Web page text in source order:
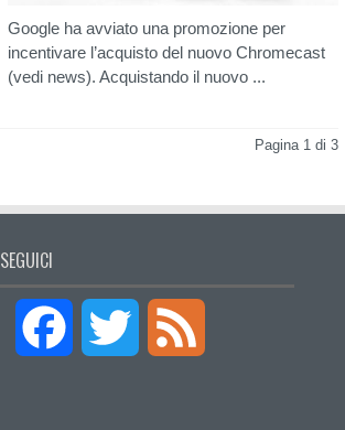
Google ha avviato una promozione per
incentivare l’acquisto del nuovo Chromecast
(vedi news). Acquistando il nuovo ...
Pagina 1 di 3
SEGUICI
Facebook Twitter